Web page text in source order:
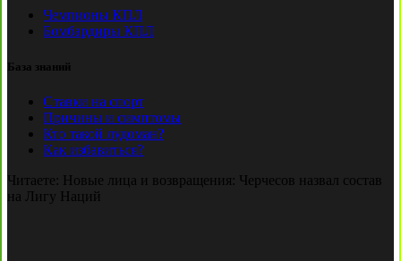
Чемпионы КПЛ
Бомбардиры КПЛ
База знаний
Ставки на спорт
Причины и симптомы
Кто такой лудоман?
Как избавиться?
Читаете: Новые лица и возвращения: Черчесов назвал состав
на Лигу Наций